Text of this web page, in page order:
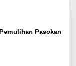
Pasokan